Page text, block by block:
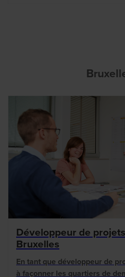
Développeur de
Bruxelles
En tant que développeur de
à façonner les quartiers de